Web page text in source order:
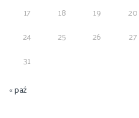
17
18 19 20
24
25 26 27
31
« paź